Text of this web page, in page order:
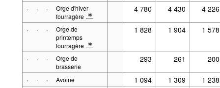
· · ·
Orge d'hiver
fourragère
* Note Type de culture 2: y compris orge d'hiver de brasserie
4 780 4 430 4 226
· · ·
Orge de
printemps
fourragère
* Note Type de culture 2: y compris orge de printemps de
1 828 1 904 1 578
· · ·
Orge de
brasserie
293 261 200
· · · Avoine 1 094 1 309
1 238